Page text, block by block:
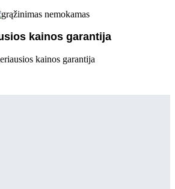
kainos garantija